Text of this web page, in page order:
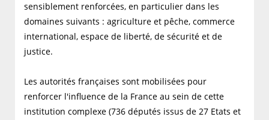
sensiblement renforcées, en particulier dans les
domaines suivants : agriculture et pêche, commerce
international, espace de liberté, de sécurité et de
justice.
Les autorités françaises sont mobilisées pour
renforcer l'influence de la France au sein de cette
institution complexe (736 députés issus de 27 Etats et